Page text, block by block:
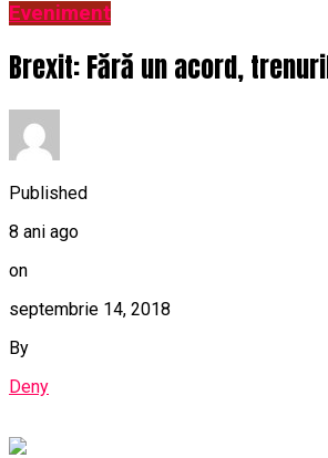
Eveniment
Brexit: Fără un acord,
Published
8 ani ago
on
septembrie 14, 2018
By
Deny